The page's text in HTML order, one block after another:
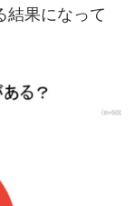
結果になって